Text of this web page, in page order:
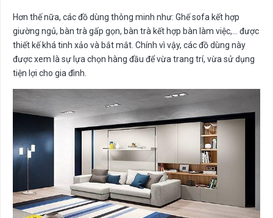
Hơn thế nữa, các đồ dùng thông minh như: Ghế sofa kết hợp
giường ngủ, bàn trà gấp gọn, bàn trà kết hợp bàn làm việc,… được
thiết kế khá tinh xảo và bắt mắt. Chính vì vậy, các đồ dùng này
được xem là sự lựa chọn hàng đầu để vừa trang trí, vừa sử dụng
tiện lợi cho gia đình.